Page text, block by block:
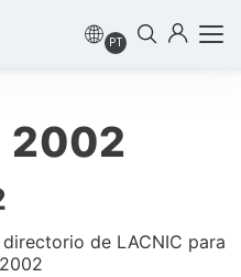
PT
2002
de LACNIC para